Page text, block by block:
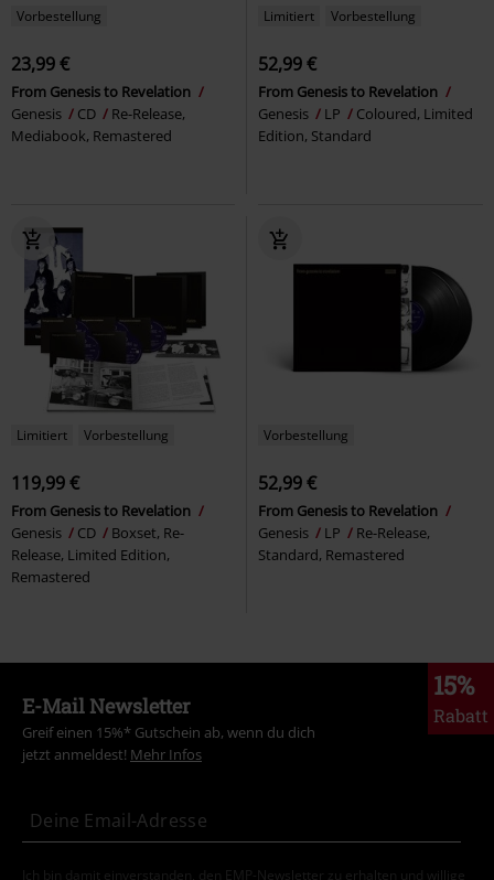
Vorbestellung
23,99 €
From Genesis to Revelation
Genesis
CD
Re-Release,
Mediabook, Remastered
Limitiert Vorbestellung
52,99 €
From Genesis to Revelation
Genesis
LP
Coloured, Limited
Edition, Standard
Limitiert Vorbestellung
119,99 €
From Genesis to Revelation
Genesis
CD
Boxset, Re-
Release, Limited Edition,
Remastered
Vorbestellung
52,99 €
From Genesis to Revelation
Genesis
LP
Re-Release,
Standard, Remastered
15%
Rabatt
E-Mail Newsletter
Greif einen 15%* Gutschein ab, wenn du dich
jetzt anmeldest! Mehr Infos
Ich bin damit einverstanden, den EMP-Newsletter zu erhalten und willige